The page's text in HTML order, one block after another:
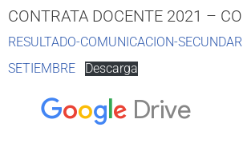
CONTRATA DOCENTE 2021 –
RESULTADO-COMUNICACION-
SETIEMBRE
Descarga